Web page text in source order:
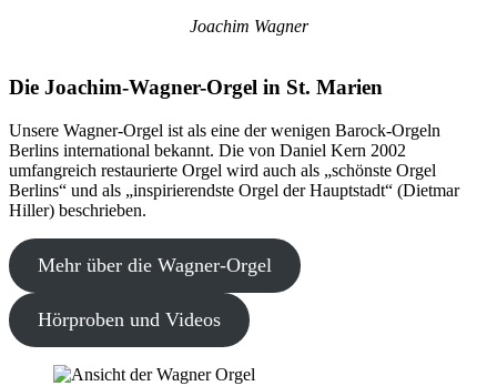
Joachim Wagner
Die Joachim-Wagner-Orgel in St. Marien
Unsere Wagner-Orgel ist als eine der wenigen Barock-Orgeln
Berlins international bekannt. Die von Daniel Kern 2002
umfangreich restaurierte Orgel wird auch als „schönste Orgel
Berlins“ und als „inspirierendste Orgel der Hauptstadt“ (Dietmar
Hiller) beschrieben.
Mehr über die Wagner-Orgel
Hörproben und Videos